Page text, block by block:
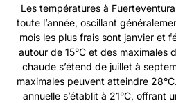
Les températures à
toute l’année, oscillant
mois les plus frais sont janvier et
autour de 15°C et des maximales
chaude s’étend de juillet à
maximales peuvent atteindre
annuelle s’établit à 21°C, offrant